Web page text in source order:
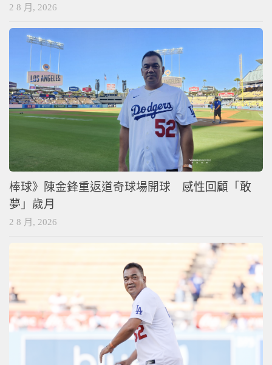
2 8 月, 2026
棒球》陳金鋒重返道奇球場開球 感性回顧「敢
夢」歲月
2 8 月, 2026